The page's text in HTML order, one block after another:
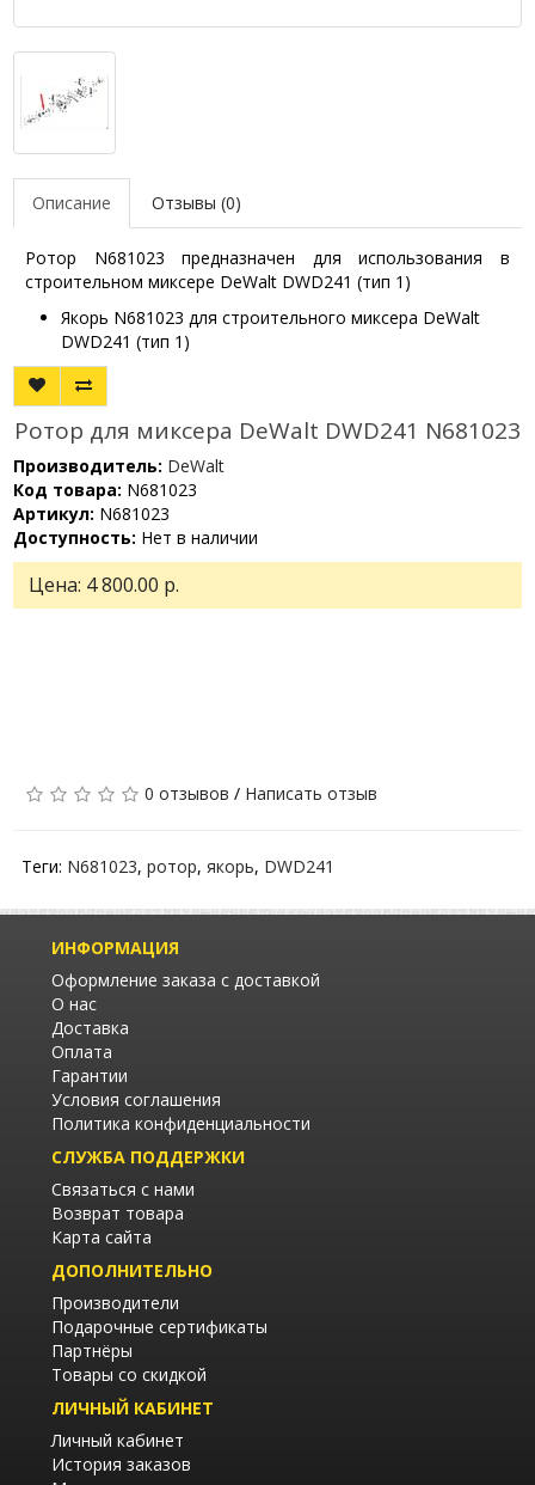
Описание Отзывы (0)
Ротор N681023 предназначен для использования в
строительном миксере DeWalt DWD241 (тип 1)
Якорь N681023 для строительного миксера DeWalt
DWD241 (тип 1)
Ротор для миксера DeWalt DWD241 N681023
Производитель: DeWalt
Код товара: N681023
Артикул: N681023
Доступность: Нет в наличии
Цена: 4 800.00 р.
0 отзывов / Написать отзыв
Теги: N681023, ротор, якорь, DWD241
ИНФОРМАЦИЯ
Оформление заказа с доставкой
О нас
Доставка
Оплата
Гарантии
Условия соглашения
Политика конфиденциальности
СЛУЖБА ПОДДЕРЖКИ
Связаться с нами
Возврат товара
Карта сайта
ДОПОЛНИТЕЛЬНО
Производители
Подарочные сертификаты
Партнёры
Товары со скидкой
ЛИЧНЫЙ КАБИНЕТ
Личный кабинет
История заказов